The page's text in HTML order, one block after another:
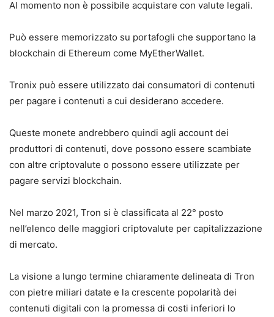
Al momento non è possibile acquistare con valute legali.
Può essere memorizzato su portafogli che supportano la
blockchain di Ethereum come MyEtherWallet.
Tronix può essere utilizzato dai consumatori di contenuti
per pagare i contenuti a cui desiderano accedere.
Queste monete andrebbero quindi agli account dei
produttori di contenuti, dove possono essere scambiate
con altre criptovalute o possono essere utilizzate per
pagare servizi blockchain.
Nel marzo 2021, Tron si è classificata al 22° posto
nell’elenco delle maggiori criptovalute per capitalizzazione
di mercato.
La visione a lungo termine chiaramente delineata di Tron
con pietre miliari datate e la crescente popolarità dei
contenuti digitali con la promessa di costi inferiori lo